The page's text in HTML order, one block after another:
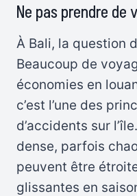
Ne pas prendre
À Bali, la question
Beaucoup de
économies en
c’est l’une des
d’accidents sur
dense, parfois
peuvent être
glissantes en